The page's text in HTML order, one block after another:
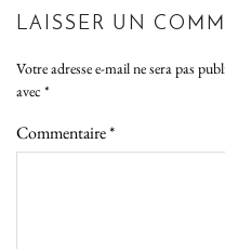
LAISSER UN
Votre adresse e-mail ne sera pas
avec *
Commentaire*